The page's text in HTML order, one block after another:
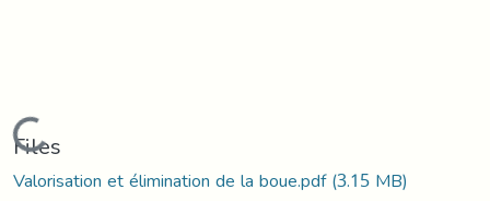
Loading...
Files
Valorisation et élimination de la boue.pdf(3.15 MB)